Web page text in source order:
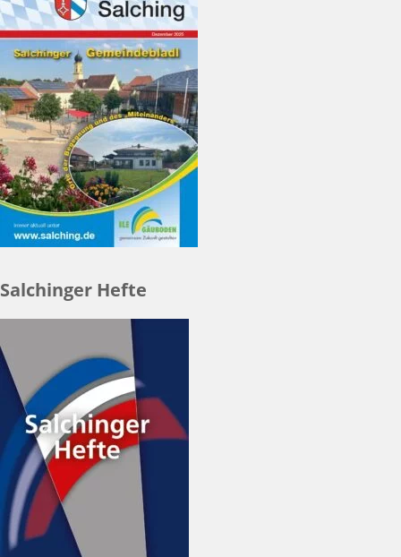
Salchinger Hefte